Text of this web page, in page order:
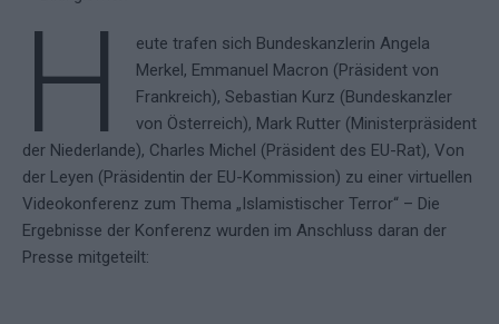
H
eute trafen sich Bundeskanzlerin Angela
Merkel, Emmanuel Macron (Präsident von
Frankreich), Sebastian Kurz (Bundeskanzler
von Österreich), Mark Rutter (Ministerpräsident
der Niederlande), Charles Michel (Präsident des EU-Rat), Von
der Leyen (Präsidentin der EU-Kommission) zu einer virtuellen
Videokonferenz zum Thema „Islamistischer Terror“ – Die
Ergebnisse der Konferenz wurden im Anschluss daran der
Presse mitgeteilt: